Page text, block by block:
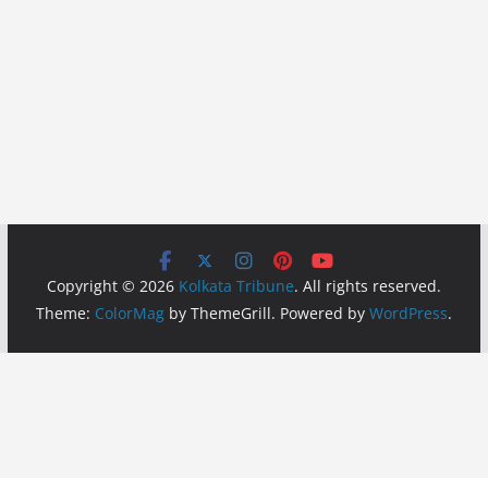
Copyright © 2026 Kolkata Tribune. All rights reserved.
Theme: ColorMagby ThemeGrill. Powered by WordPress.